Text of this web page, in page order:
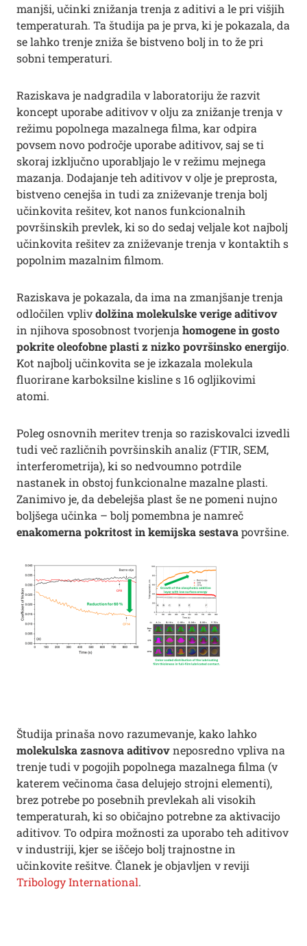
manjši, učinki znižanja trenja z aditivi a le pri višjih
temperaturah. Ta študija pa je prva, ki je pokazala, da
se lahko trenje zniža še bistveno bolj in to že pri
sobni temperaturi.
Raziskava je nadgradila v laboratoriju že razvit
koncept uporabe aditivov v olju za znižanje trenja v
režimu popolnega mazalnega filma, kar odpira
povsem novo področje uporabe aditivov, saj se ti
skoraj izključno uporabljajo le v režimu mejnega
mazanja. Dodajanje teh aditivov v olje je preprosta,
bistveno cenejša in tudi za zniževanje trenja bolj
učinkovita rešitev, kot nanos funkcionalnih
površinskih prevlek, ki so do sedaj veljale kot najbolj
učinkovita rešitev za zniževanje trenja v kontaktih s
popolnim mazalnim filmom.
Raziskava je pokazala, da ima na zmanjšanje trenja
odločilen vplivdolžina molekulske verige aditivov
in njihova sposobnost tvorjenja homogene in gosto
pokrite oleofobne plasti z nizko površinsko energijo.
Kot najbolj učinkovita se je izkazala molekula
fluorirane karboksilne kisline s 16 ogljikovimi
atomi.
Poleg osnovnih meritev trenja so raziskovalci izvedli
tudi več različnih površinskih analiz (FTIR, SEM,
interferometrija), ki so nedvoumno potrdile
nastanek in obstoj funkcionalne mazalne plasti.
Zanimivo je, da debelejša plast še ne pomeni nujno
boljšega učinka – bolj pomembna je namreč
enakomerna pokritost in kemijska sestavapovršine.
Študija prinaša novo razumevanje, kako lahko
molekulska zasnova aditivovneposredno vpliva na
trenje tudi v pogojih popolnega mazalnega filma (v
katerem večinoma časa delujejo strojni elementi),
brez potrebe po posebnih prevlekah ali visokih
temperaturah, ki so običajno potrebne za aktivacijo
aditivov. To odpira možnosti za uporabo teh aditivov
v industriji, kjer se iščejo bolj trajnostne in
učinkovite rešitve. Članek je objavljen v reviji
Tribology International.